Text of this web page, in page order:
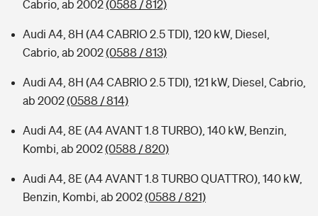
Cabrio, ab 2002(0588 / 812)
Audi A4, 8H (A4 CABRIO 2.5 TDI), 120 kW, Diesel,
Cabrio, ab 2002(0588 / 813)
Audi A4, 8H (A4 CABRIO 2.5 TDI), 121 kW, Diesel, Cabrio,
ab 2002(0588 / 814)
Audi A4, 8E (A4 AVANT 1.8 TURBO), 140 kW, Benzin,
Kombi, ab 2002(0588 / 820)
Audi A4, 8E (A4 AVANT 1.8 TURBO QUATTRO), 140 kW,
Benzin, Kombi, ab 2002(0588 / 821)